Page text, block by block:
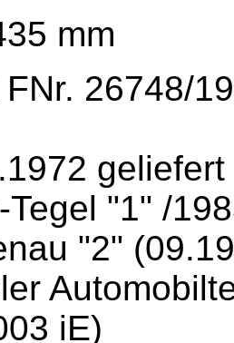
mm
26748/
Tegel "1" /
"2"
iE)